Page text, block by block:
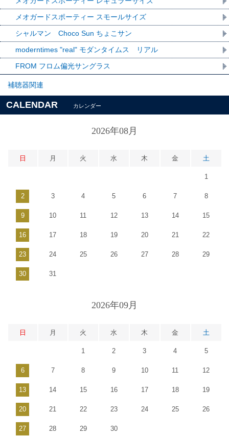
メオガードスポーティー スモールサイズ
シャルマン Choco Sun ちょこサン
moderntimes "real" モダンタイムス リアル
FROM フロム偏光サングラス
補聴器関連
CALENDAR カレンダー
2026年08月
日 月 火 水 木 金 土
1
2 3 4 5 6 7 8
9 10 11 12 13 14 15
16 17 18 19 20 21 22
23 24 25 26 27 28 29
30 31
2026年09月
日 月 火 水 木 金 土
1 2 3 4 5
6 7 8 9 10 11 12
13 14 15 16 17 18 19
20 21 22 23 24 25 26
27 28 29 30